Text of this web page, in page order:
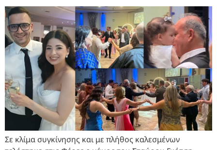
Σε κλίμα συγκίνησης και με πλήθος καλεσμένων